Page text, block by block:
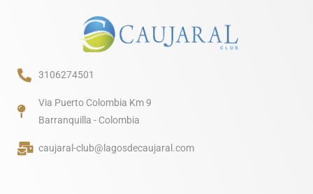
3106274501
Via Puerto Colombia Km 9
Barranquilla - Colombia
caujaral-club@lagosdecaujaral.com